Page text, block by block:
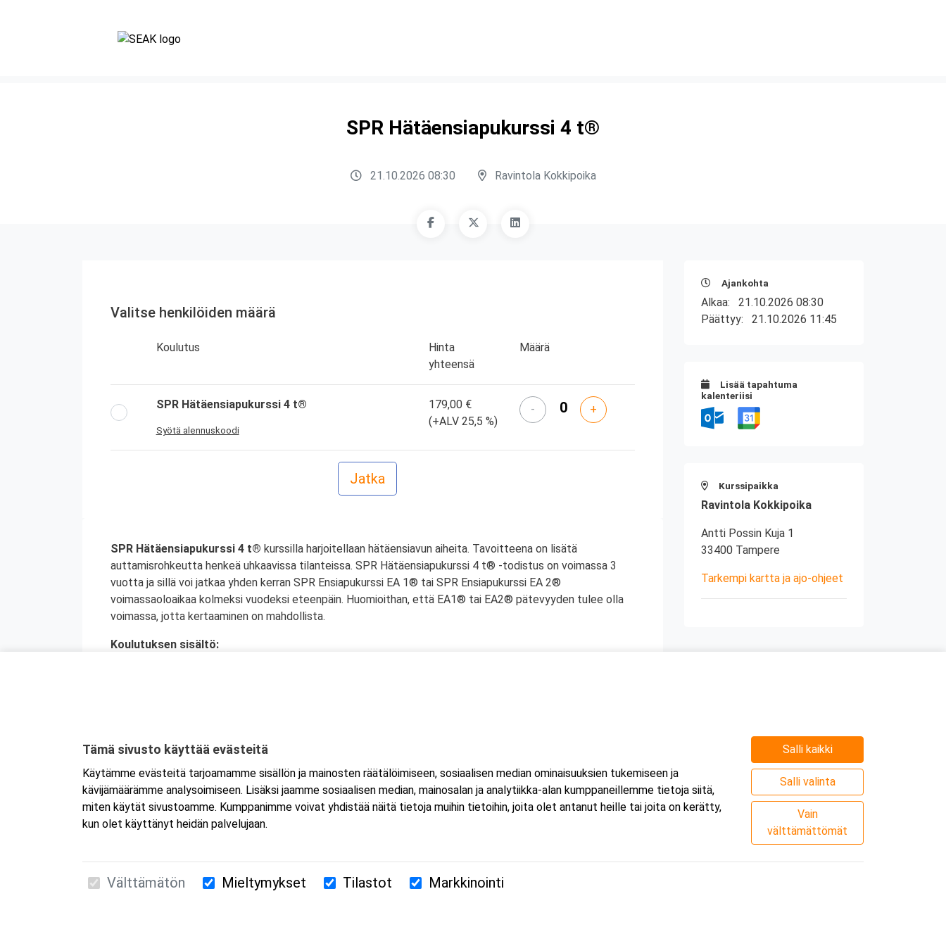
SPR Hätäensiapukurssi 4 t®
21.10.2026 08:30 Ravintola Kokkipoika
Valitse henkilöiden määrä
Koulutus
Hinta
yhteensä
Määrä
SPR Hätäensiapukurssi 4 t®
Syötä alennuskoodi
179,00 €
(+ALV 25,5 %)
- +
SPR Hätäensiapukurssi 4 t® kurssilla harjoitellaan hätäensiavun aiheita. Tavoitteena on lisätä
auttamisrohkeutta henkeä uhkaavissa tilanteissa. SPR Hätäensiapukurssi 4 t® -todistus on voimassa 3
vuotta ja sillä voi jatkaa yhden kerran SPR Ensiapukurssi EA 1® tai SPR Ensiapukurssi EA 2®
voimassaoloaikaa kolmeksi vuodeksi eteenpäin. Huomioithan, että EA1® tai EA2® pätevyyden tulee olla
voimassa, jotta kertaaminen on mahdollista.
Koulutuksen sisältö:
sokki
tapaturmien ehkäisy
Ajankohta
Alkaa: 21.10.2026 08:30
Päättyy: 21.10.2026 11:45
Lisää tapahtuma
kalenteriisi
Kurssipaikka
Ravintola Kokkipoika
Antti Possin Kuja 1
33400 Tampere
Tarkempi kartta ja ajo-ohjeet
Suomen Ensiapukoulutus Oy / Valimotie 21 / 00380 Helsinki
Tämä sivusto käyttää evästeitä
Käytämme evästeitä tarjoamamme sisällön ja mainosten räätälöimiseen, sosiaalisen median ominaisuuksien tukemiseen ja
kävijämäärämme analysoimiseen. Lisäksi jaamme sosiaalisen median, mainosalan ja analytiikka-alan kumppaneillemme tietoja siitä,
miten käytät sivustoamme. Kumppanimme voivat yhdistää näitä tietoja muihin tietoihin, joita olet antanut heille tai joita on kerätty,
kun olet käyttänyt heidän palvelujaan.
Salli kaikki
Salli valinta
Vain
välttämättömät
Välttämätön Mieltymykset Tilastot Markkinointi